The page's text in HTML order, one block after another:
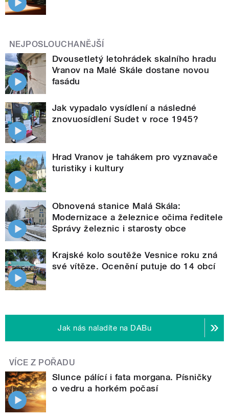
NEJPOSLOUCHANĚJŠÍ
Dvousetletý letohrádek skalního hradu
Vranov na Malé Skále dostane novou
fasádu
Jak vypadalo vysídlení a následné
znovuosídlení Sudet v roce 1945?
Hrad Vranov je tahákem pro vyznavače
turistiky i kultury
Obnovená stanice Malá Skála:
Modernizace a železnice očima ředitele
Správy železnic i starosty obce
Krajské kolo soutěže Vesnice roku zná
své vítěze. Ocenění putuje do 14 obcí
Jak nás naladíte na DABu
VÍCE Z POŘADU
Slunce pálící i fata morgana. Písničky
o vedru a horkém počasí